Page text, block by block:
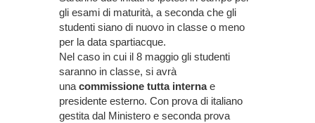
gli esami di maturità, a seconda che gli
studenti siano di nuovo in classe o meno
per la data spartiacque.
Nel caso in cui il 8 maggio gli studenti
saranno in classe, si avrà
una commissione tutta internae
presidente esterno. Con prova di italiano
gestita dal Ministero e seconda prova